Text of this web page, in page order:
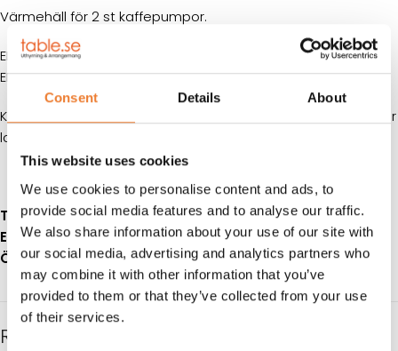
Consent Details About
This website uses cookies
We use cookies to personalise content and ads, to
provide social media features and to analyse our traffic.
We also share information about your use of our site with
our social media, advertising and analytics partners who
may combine it with other information that you’ve
provided to them or that they’ve collected from your use
of their services.
Värmehäll för 2 st kaffepumpor.
EL: 230 V
EFFEKT: 300W
Klicka på
för information om våra hyresvillkor eller
ladda ner pdfen
Telefon:08-50 000 450(tryck 1 i växelmenyn)
E-post:info@table.se
Öppettider:Måndag – fredag 08.00 – 17.00
RELATERADE PRODUKTER